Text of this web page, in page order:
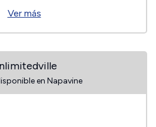
Ver más
en Napavine